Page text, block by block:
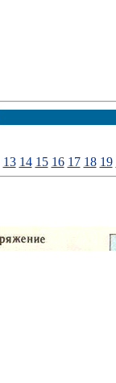
13 14 15 16 17 18 19